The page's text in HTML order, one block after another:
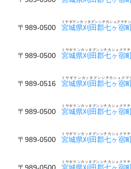
〒989-0500 宮城県刈田郡七ヶ宿
ミヤギケンカッタグンシチカシュクマチ
〒989-0500 宮城県刈田郡七ヶ宿
ミヤギケンカッタグンシチカシュクマ
〒989-0516 宮城県刈田郡七ヶ宿
ミヤギケンカッタグンシチカシュクマ
〒989-0500 宮城県刈田郡七ヶ宿
ミヤギケンカッタグンシチカシュクマ
〒989-0500 宮城県刈田郡七ヶ宿
ミヤギケンカッタグンシチカシュクマ
〒989-0500 宮城県刈田郡七ヶ宿
ミヤギケンカッタグンシチカシュクマ